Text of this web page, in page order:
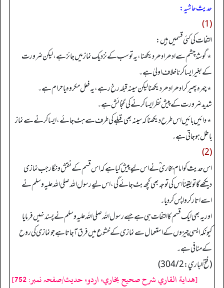
حدیث حاشیہ:
(1)
التفات کی کئی قسمیں ہیں:
٭ گوشۂ چشم سے ادھر ادھر دیکھنا، یہ تو سب کے نزدیک نماز میں جائز ہے، لیکن ضرورت
کے بغیر ایسا کرنا خلاف اولیٰ ہے۔
٭چہرہ پھیر کر ادھر ادھر دیکھنا لیکن سینہ قبلہ رخ رہے، یہ فعل مکروہ یا حرام ہے۔
شدید ضرورت کے پیش نظر ایسا کرنے کی گنجائش ہے۔
٭دائیں بائیں اس طرح دیکھنا کہ سینہ بھی قبلے کی طرف سے ہٹ جائے، ایسا کرنے سے نماز
باطل ہوجاتی ہے۔
(2)
اس حدیث کو امام بخاری ؒ نے اس لیے پیش کیا ہے کہ اس قسم کے نقش ونگار جب نمازی
دیکھے گا تو یقیناً اس کی توجہ بھی کچھ بٹ جائے گی، اس لیے رسول اللہ صلی اللہ علیہ وسلم نے
اسے اتار کر واپس کردیا۔
اور یہ بھی ایک قسم کا التفات ہی ہے جسے رسول اللہ صلی اللہ علیہ وسلم نے پسند نہیں فرمایا
کیونکہ ایسی چیزوں کے استعمال سے نمازی کے خشوع میں فرق آجاتا ہے جو نمازی کی روح
کے منافی ہے۔
(فتح الباري: 304/2)
[هداية القاري شرح صحيح بخاري، اردو، حدیث/صفحہ نمبر: 752]